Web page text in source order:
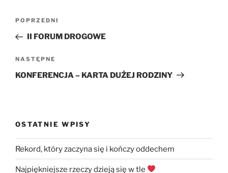
Nawigacja
Poprzedni
wpis
POPRZEDNI
II FORUM DROGOWE
Następny
wpis
NASTĘPNE
KONFERENCJA – KARTA DUŻEJ RODZINY
OSTATNIE WPISY
Rekord, który zaczyna się i kończy oddechem
Najpiękniejsze rzeczy dzieją się w tle